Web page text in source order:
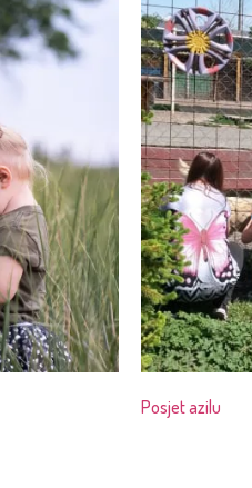
Posjet azilu